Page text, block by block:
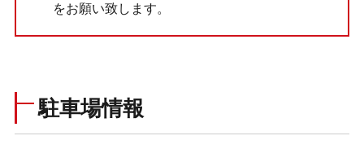
をお願い致します。
駐車場情報